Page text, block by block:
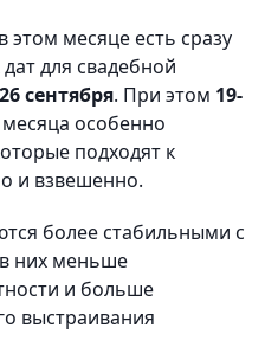
этом месяце есть сразу
для свадебной
26 сентября. При этом 19-
особенно
подходят к
и взвешенно.
более стабильными с
них меньше
и больше
выстраивания